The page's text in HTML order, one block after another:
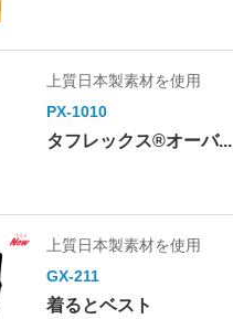
上質日本製素材を使用
PX-1010
タフレックス®オーバ...
上質日本製素材を使用
GX-211
着るとベスト